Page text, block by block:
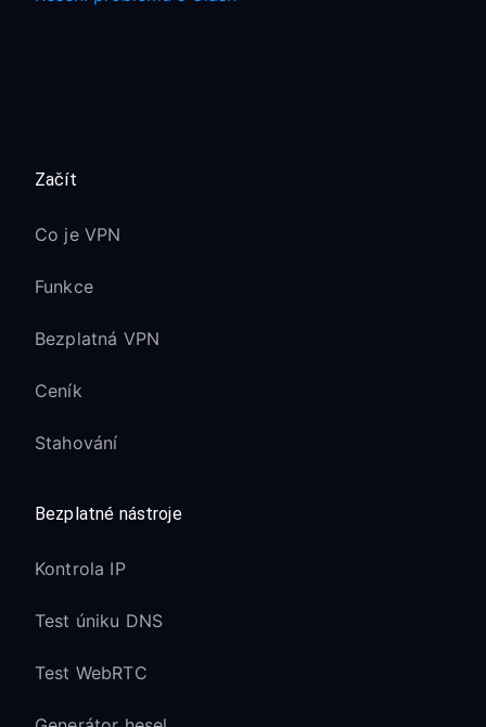
Začít
Co je VPN
Funkce
Bezplatná VPN
Ceník
Stahování
Bezplatné nástroje
Kontrola IP
Test úniku DNS
Test WebRTC